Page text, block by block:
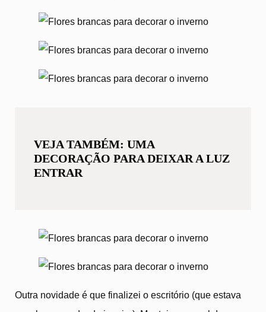
VEJA TAMBÉM: UMA
DECORAÇÃO PARA DEIXAR A LUZ
ENTRAR
Outra novidade é que finalizei o escritório (que estava